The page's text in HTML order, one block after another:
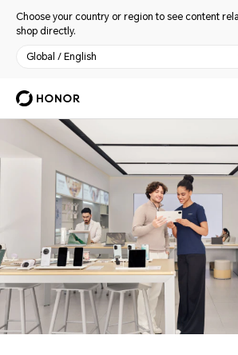
Choose your country or region to see content
shop directly.
Global / English